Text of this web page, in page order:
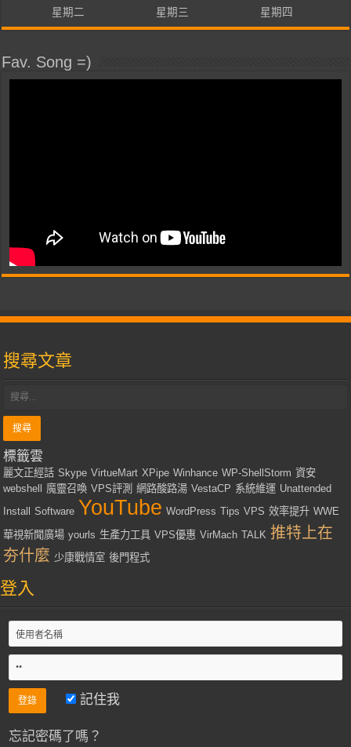
星期二 星期三 星期四
Fav. Song =)
搜尋文章
標籤雲
麗文正經話 Skype VirtueMart XPipe Winhance WP-ShellStorm 資安
webshell
魔靈召喚 VPS評測 網路酸路湯 VestaCP 系統維運 Unattended
Install
Software YouTube WordPress Tips VPS 效率提升 WWE
華視新聞廣場 yourls 生產力工具 VPS優惠 VirMach TALK 推特上在
夯什麼 少康戰情室 後門程式
登入
記住我
忘記密碼了嗎？